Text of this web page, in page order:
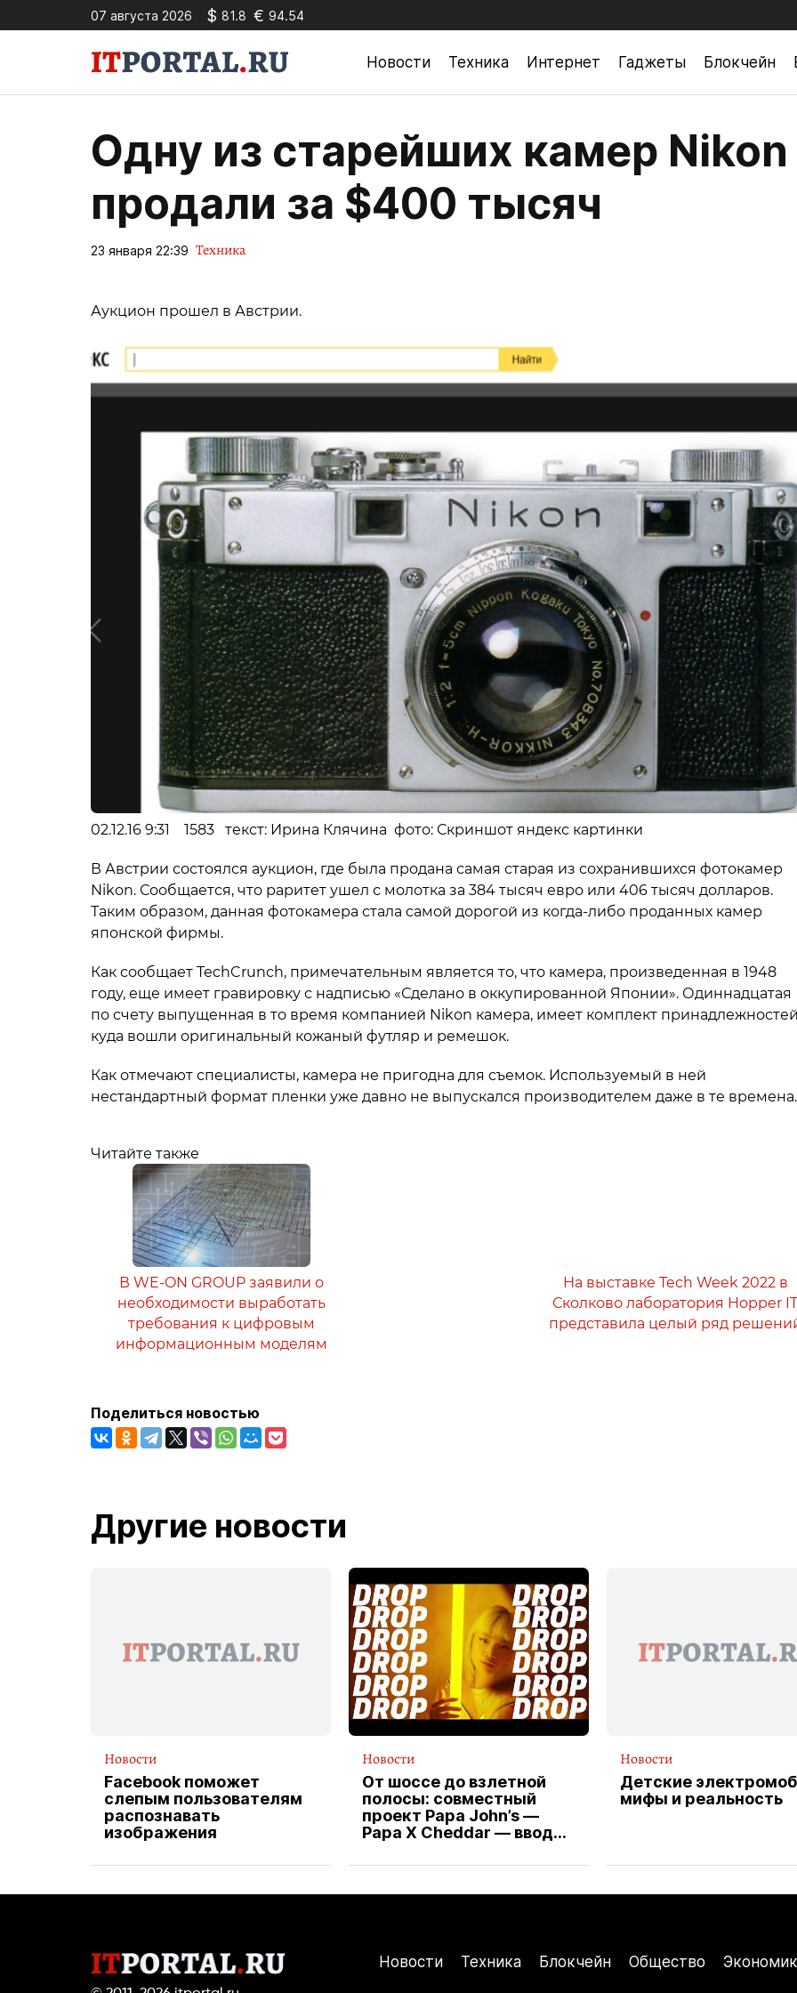
07 августа 2026 $ 81.8 € 94.54
Новости Техника Интернет Гаджеты Блокчейн
Одну из старейших камер Nikon
продали за $400 тысяч
23 января 22:39 Техника
Аукцион прошел в Австрии.
02.12.16 9:31 1583 текст: Ирина Клячина фото: Скриншот яндекс картинки
В Австрии состоялся аукцион, где была продана самая старая из сохранившихся фотокамер
Nikon. Сообщается, что раритет ушел с молотка за 384 тысяч евро или 406 тысяч долларов.
Таким образом, данная фотокамера стала самой дорогой из когда-либо проданных камер
японской фирмы.
Как сообщает TechCrunch, примечательным является то, что камера, произведенная в 1948
году, еще имеет гравировку с надписью «Сделано в оккупированной Японии». Одиннадцатая
по счету выпущенная в то время компанией Nikon камера, имеет комплект
куда вошли оригинальный кожаный футляр и ремешок.
Как отмечают специалисты, камера не пригодна для съемок. Используемый в ней
нестандартный формат пленки уже давно не выпускался производителем даже в те времена.
Читайте также
В WE-ON GROUP заявили о
необходимости выработать
требования к цифровым
информационным моделям
На выставке Tech Week 2022 в
Сколково лаборатория Hopper IT
представила целый ряд
Поделиться новостью
Другие новости
Новости
Facebook поможет
слепым пользователям
распознавать
изображения
Новости
От шоссе до взлетной
полосы: совместный
проект Papa John’s —
Papa X Cheddar — вводит
водителя службы
Новости
Детские
мифы и реальность
Новости Техника Блокчейн Общество